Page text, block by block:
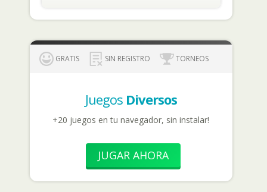
GRATIS SIN REGISTRO TORNEOS
Juegos Diversos
+20 juegos en tu navegador, sin instalar!
JUGAR AHORA